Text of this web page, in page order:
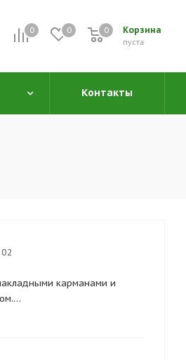
0 0 Корзина
0
пуста
0
Контакты
карманами и